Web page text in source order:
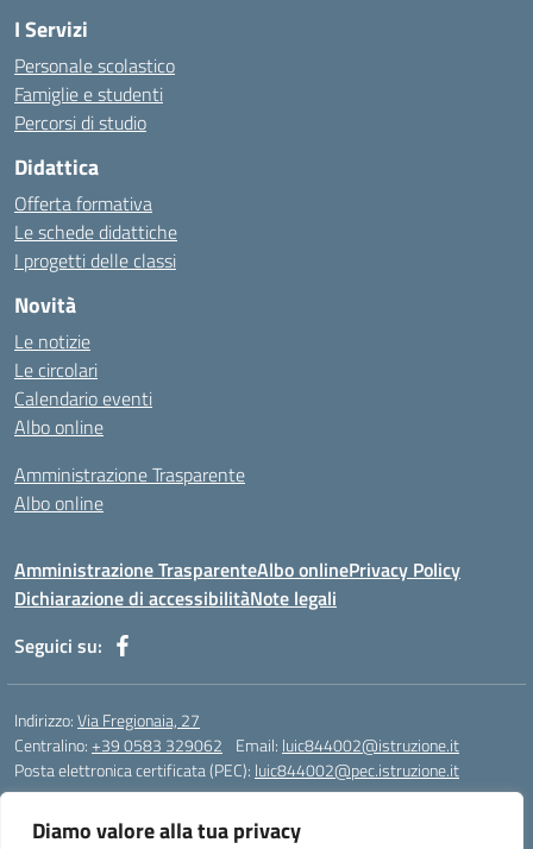
Diamo valore alla tua privacy
I Servizi
Personale scolastico
Famiglie e studenti
Percorsi di studio
Didattica
Offerta formativa
Le schede didattiche
I progetti delle classi
Novità
Le notizie
Le circolari
Calendario eventi
Albo online
Amministrazione Trasparente
Albo online
Amministrazione TrasparenteAlbo onlinePrivacy Policy
Dichiarazione di accessibilitàNote legali
Seguici su:
Indirizzo:Via Fregionaia, 27
Centralino:+39 0583 329062 Email: luic844002@istruzione.it
Posta elettronica certificata (PEC): luic844002@pec.istruzione.it
Codice meccanografico:luic844002